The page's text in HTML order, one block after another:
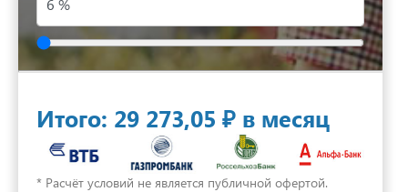
Итого: 29 273,05 ₽ в месяц
* Расчёт условий не является публичной офертой.